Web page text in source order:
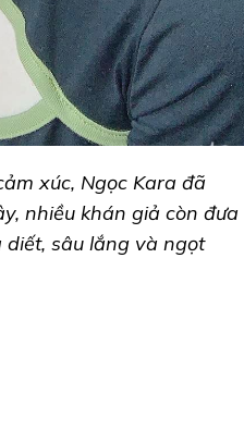
xúc, Ngọc Kara đã
nhiều khán giả còn đưa
sâu lắng và ngọt